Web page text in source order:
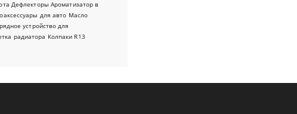
Дефлекторы Ароматизатор в
для авто Масло
устройство для
радиатора Колпаки R13